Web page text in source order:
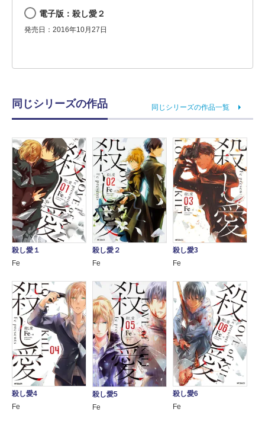
電子版：殺し愛２
発売日：2016年10月27日
同じシリーズの作品 同じシリーズの作品一覧
殺し愛１
Fe
殺し愛２
Fe
殺し愛3
Fe
殺し愛4
Fe
殺し愛5
Fe
殺し愛6
Fe